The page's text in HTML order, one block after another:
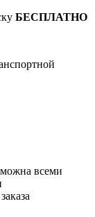
БЕСПЛАТНО
всеми